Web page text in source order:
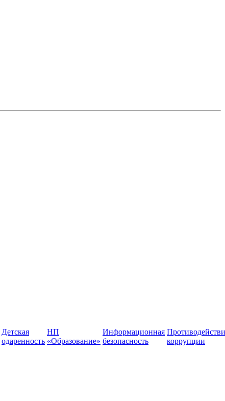
Детская
одаренность
НП
«Образование»
Информационная
безопасность
коррупции